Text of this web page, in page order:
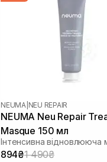
NEUMA NEU REPAIR
NEUMA Neu Repair
Masque 150 мл
894₴1 490₴